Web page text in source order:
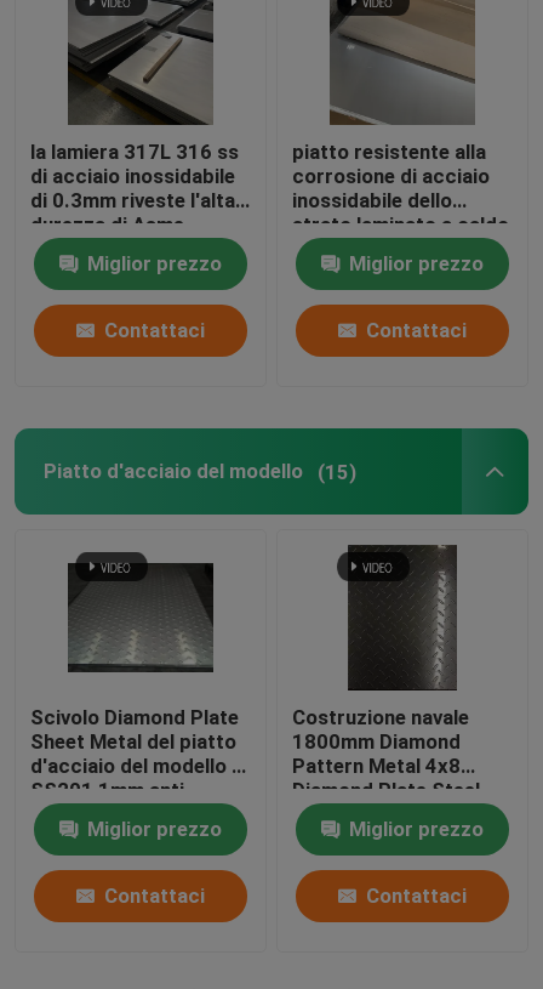
Lamiera di acciaio inossidabile
Piatto d'acciaio del modello
Strato di acciaio inossidabile dello specchio
Tubo senza saldatura di acciaio inossidabile
Tubo saldato di acciaio inossidabile
angolo in acciaio inossidabile
Segnale di acciaio inossidabile
Acciaio inossidabile Rod rotondo
Flangia di acciaio inossidabile
Strato lucidato di acciaio inossidabile
Metallo Rohi nero
la lamiera 317L 316 ss
di acciaio inossidabile
di 0.3mm riveste l'alta
durezza di Asme
Miglior prezzo
Contattaci
piatto resistente alla
corrosione di acciaio
inossidabile dello
strato laminato a caldo
JIS 12mm di acciaio
inossidabile di 1500mm
Miglior prezzo
Contattaci
Piatto d'acciaio del modello (15)
Scivolo Diamond Plate
Sheet Metal del piatto
d'acciaio del modello di
SS201 1mm anti
Miglior prezzo
Contattaci
Costruzione navale
1800mm Diamond
Pattern Metal 4x8
Diamond Plate Steel
Miglior prezzo
Contattaci